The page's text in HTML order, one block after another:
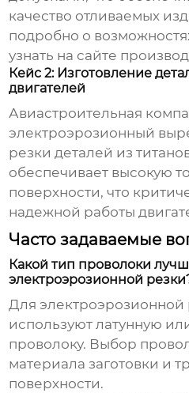
качество отливаемых
подробно о
узнать на сайте
Кейс 2: Изготовление
двигателей
Авиастроительная
электроэрозионный
резки деталей из
обеспечивает высокую
поверхности, что
надежной работы
Часто задаваемые
Какой тип проволоки
электроэрозионной
Для электроэрозионной
используют латунную
проволоку. Выбор
материала заготовки и
поверхности.